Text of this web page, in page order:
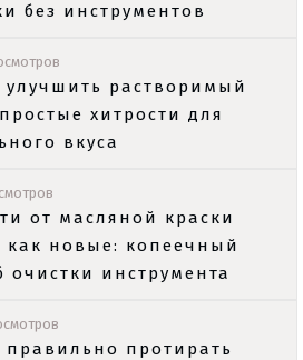
без инструментов
улучшить растворимый
хитрости для
вкуса
от масляной краски
как новые: копеечный
очистки инструмента
правильно протирать